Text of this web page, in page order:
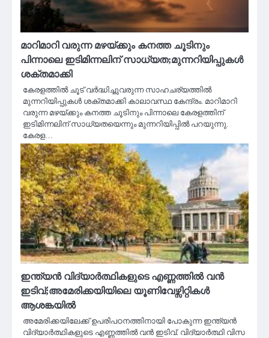
മാറിമാറി വരുന്ന മഴയ്ക്കും കനത്ത ചൂടിനും
പിന്നാലെ ഇടിമിന്നലിന് സാധ്യത;മുന്നറിയിപ്പുകൾ
ശക്തമാക്കി
കേരളത്തിൽ ചൂട് വർദ്ധിച്ചുവരുന്ന സാഹചര്യത്തിൽ
മുന്നറിയിപ്പുകൾ ശക്തമാക്കി കാലാവസ്ഥ കേന്ദ്രം. മാറിമാറി
വരുന്ന മഴയ്ക്കും കനത്ത ചൂടിനും പിന്നാലെ കേരളത്തിന്
ഇടിമിന്നലിന് സാധ്യതയെന്നും മുന്നറിയിപ്പിൽ പറയുന്നു.
കേരള…
ഇന്ത്യന്‍ വിദ്യാര്‍ത്ഥികളുടെ എണ്ണത്തില്‍ വന്‍
ഇടിവ്;അമേരിക്കയിയിലെ യൂണിവേഴ്സിറ്റികൾ
ആശങ്കയിൽ
അമേരിക്കയിലേക്ക് ഉപരിപഠനത്തിനായി പോകുന്ന ഇന്ത്യന്‍
വിദ്യാര്‍ത്ഥികളുടെ എണ്ണത്തില്‍ വന്‍ ഇടിവ്. വിദ്യാര്‍ത്ഥി വിസ